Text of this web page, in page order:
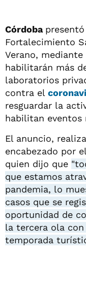
Córdoba
Fortalecimiento
Verano,
habilitarán más
laboratorios
contra el
resguardar la
habilitan eventos
El anuncio,
encabezado por
quien dijo que
que estamos
pandemia, lo
casos que se
oportunidad de
la tercera ola
temporada